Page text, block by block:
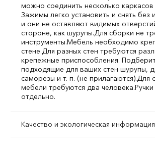
можно соединить несколько
Зажимы легко установить и снять без
и они не оставляют видимых
стороне, как шурупы.Для сборки не
инструменты.Мебель необходимо
стене.Для разных стен требуются
крепежные приспособления.
подходящие для ваших стен шурупы,
саморезы и т. п. (не прилагаются).Для
мебели требуются два человека.
отдельно.
Качество и экологическая информация